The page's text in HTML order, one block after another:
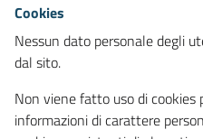
Cookies
Nessun dato personale degli
dal sito.
Non viene fatto uso di cookies
informazioni di carattere